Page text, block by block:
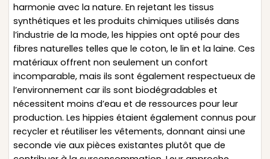
harmonie avec la nature. En rejetant les tissus
synthétiques et les produits chimiques utilisés dans
l’industrie de la mode, les hippies ont opté pour des
fibres naturelles telles que le coton, le lin et la laine. Ces
matériaux offrent non seulement un confort
incomparable, mais ils sont également respectueux de
l’environnement car ils sont biodégradables et
nécessitent moins d’eau et de ressources pour leur
production. Les hippies étaient également connus pour
recycler et réutiliser les vêtements, donnant ainsi une
seconde vie aux pièces existantes plutôt que de